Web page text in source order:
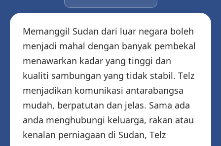
Memanggil Sudan dari luar negara boleh
menjadi mahal dengan banyak pembekal
menawarkan kadar yang tinggi dan
kualiti sambungan yang tidak stabil. Telz
menjadikan komunikasi antarabangsa
mudah, berpatutan dan jelas. Sama ada
anda menghubungi keluarga, rakan atau
kenalan perniagaan di Sudan, Telz